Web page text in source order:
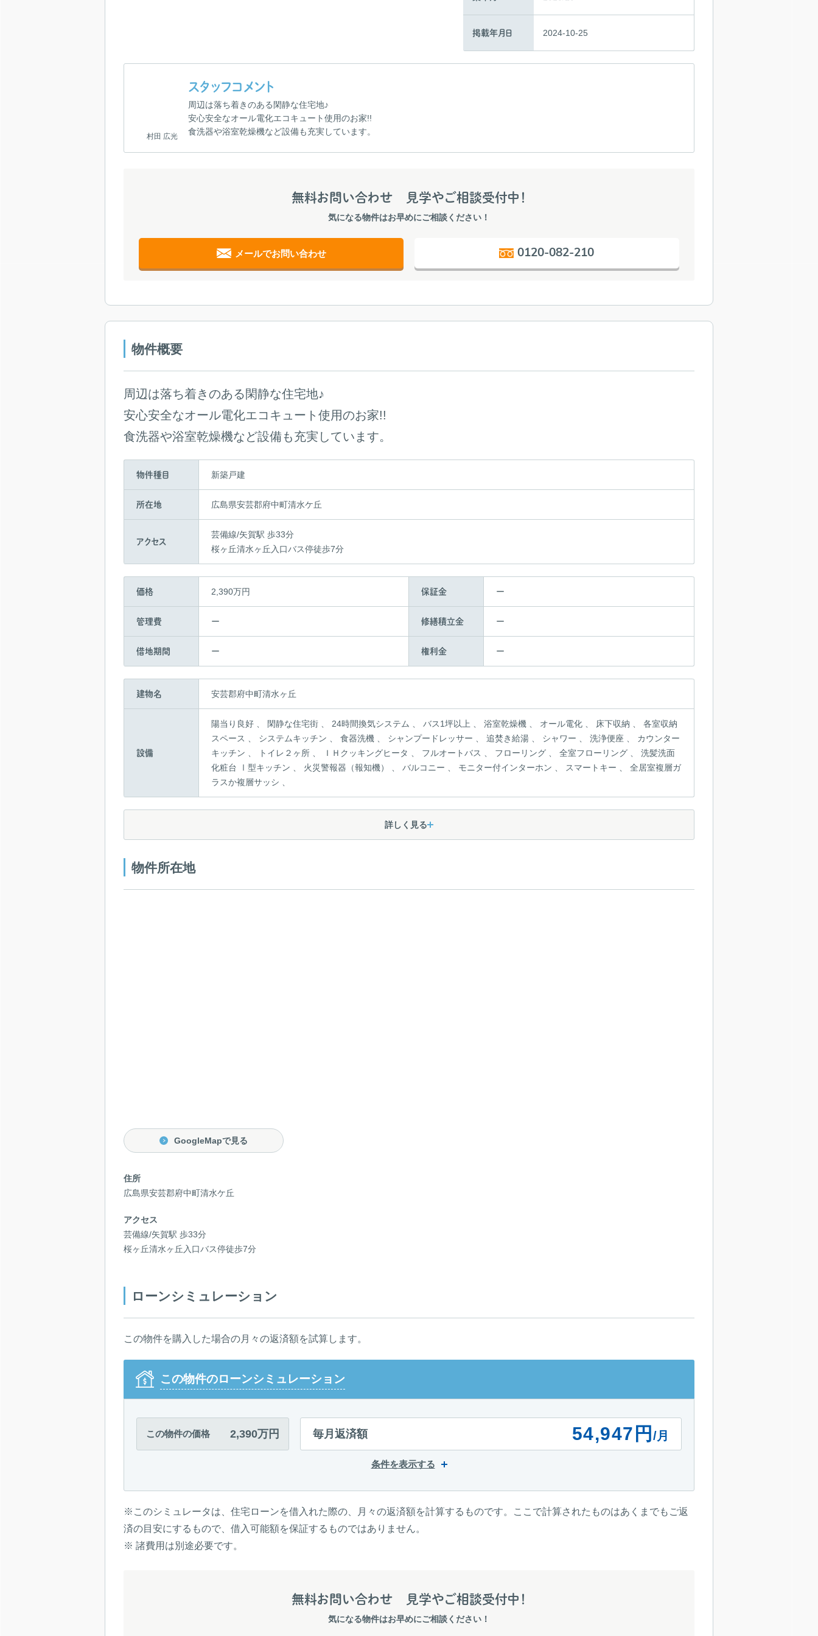
掲載年月日 2024-10-25
村田 広光
スタッフコメント
周辺は落ち着きのある閑静な住宅地♪
安心安全なオール電化エコキュート使用のお家!!
食洗器や浴室乾燥機など設備も充実しています。
無料お問い合わせ 見学やご相談受付中！
気になる物件はお早めにご相談ください！
メールでお問い合わせ 0120-082-210
物件概要
周辺は落ち着きのある閑静な住宅地♪
安心安全なオール電化エコキュート使用のお家!!
食洗器や浴室乾燥機など設備も充実しています。
物件種目 新築戸建
所在地 広島県安芸郡府中町清水ケ丘
アクセス
芸備線/矢賀駅 歩33分
桜ヶ丘清水ヶ丘入口バス停徒歩7分
価格 2,390万円 保証金 ー
管理費 ー 修繕積立金 ー
借地期間 ー 権利金 ー
建物名 安芸郡府中町清水ヶ丘
設備
陽当り良好 、
洗浄便座 、
フローリング 、
詳しく見る
物件所在地
GoogleMapで見る
住所
広島県安芸郡府中町清水ケ丘
アクセス
芸備線/矢賀駅 歩33分
桜ヶ丘清水ヶ丘入口バス停徒歩7分
ローンシミュレーション
この物件を購入した場合の月々の返済額を試算します。
この物件のローンシミュレーション
この物件の価格 2,390万円 毎月返済額 54,947円 /月
条件を表示する
※このシミュレータは、住宅ローンを借入れた際の、月々の返済額を計算するものです。ここで計算されたものはあくまでもご返
済の目安にするもので、借入可能額を保証するものではありません。
※ 諸費用は別途必要です。
無料お問い合わせ 見学やご相談受付中！
気になる物件はお早めにご相談ください！